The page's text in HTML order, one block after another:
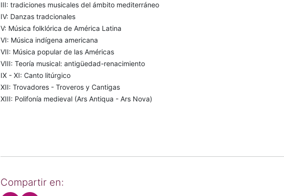
III: tradiciones musicales del ámbito mediterráneo
IV: Danzas tradcionales
V: Música folklórica de América Latina
VI: Música indígena americana
VII: Música popular de las Américas
VIII: Teoría musical: antigüedad-renacimiento
IX - XI: Canto litúrgico
XII: Trovadores - Troveros y Cantigas
XIII: Polifonía medieval (Ars Antiqua - Ars Nova)
Compartir en: